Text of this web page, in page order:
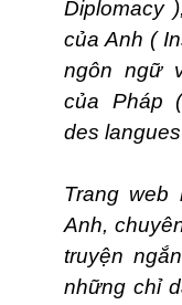
Diplomacy
của Anh (
ngôn ngữ
của Pháp
des
Trang web
Anh,
truyện
những chỉ